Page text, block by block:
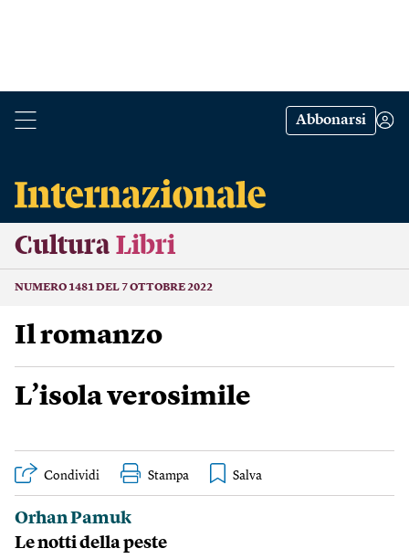
Abbonarsi
Cultura Libri
NUMERO 1481 DEL 7 OTTOBRE 2022
Il romanzo
L’isola verosimile
Condividi Stampa
Orhan Pamuk
Le notti della peste